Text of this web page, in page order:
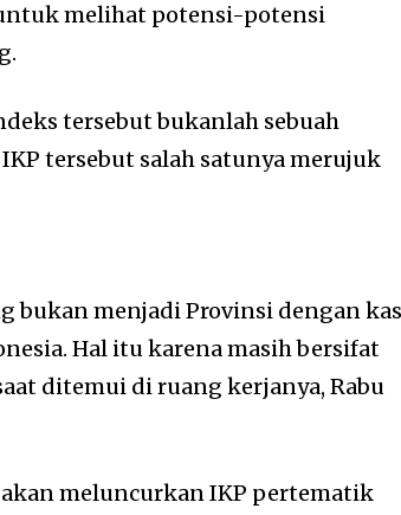
melihat potensi-potensi
tersebut bukanlah sebuah
tersebut salah satunya merujuk
bukan menjadi Provinsi dengan
Hal itu karena masih bersifat
ditemui di ruang kerjanya, Rabu
meluncurkan IKP pertematik